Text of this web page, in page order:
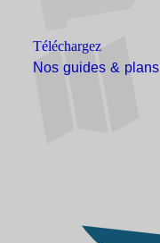
Téléchargez
Nos guides & plans